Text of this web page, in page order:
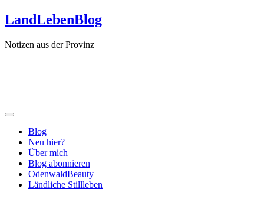
Zum
Inhalt
LandLebenBlog
Notizen aus der Provinz
Blog
Neu hier?
Über mich
Blog abonnieren
OdenwaldBeauty
Ländliche Stillleben